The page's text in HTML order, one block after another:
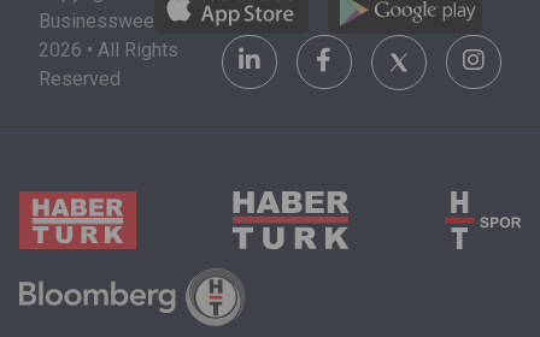
Businessweek
2026 • All Rights
Reserved